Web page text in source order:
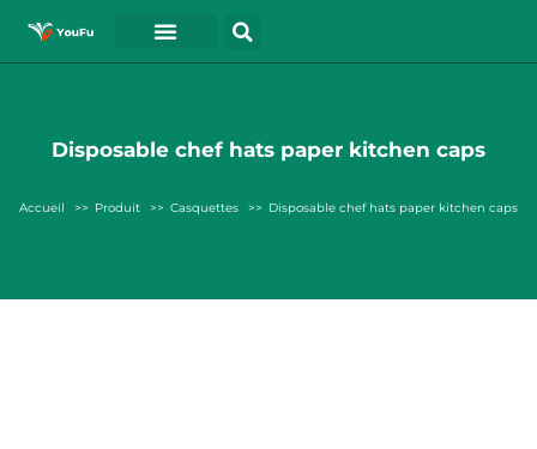
Disposable chef hats paper kitchen caps
Accueil Produit Casquettes Disposable chef hats paper kitchen caps